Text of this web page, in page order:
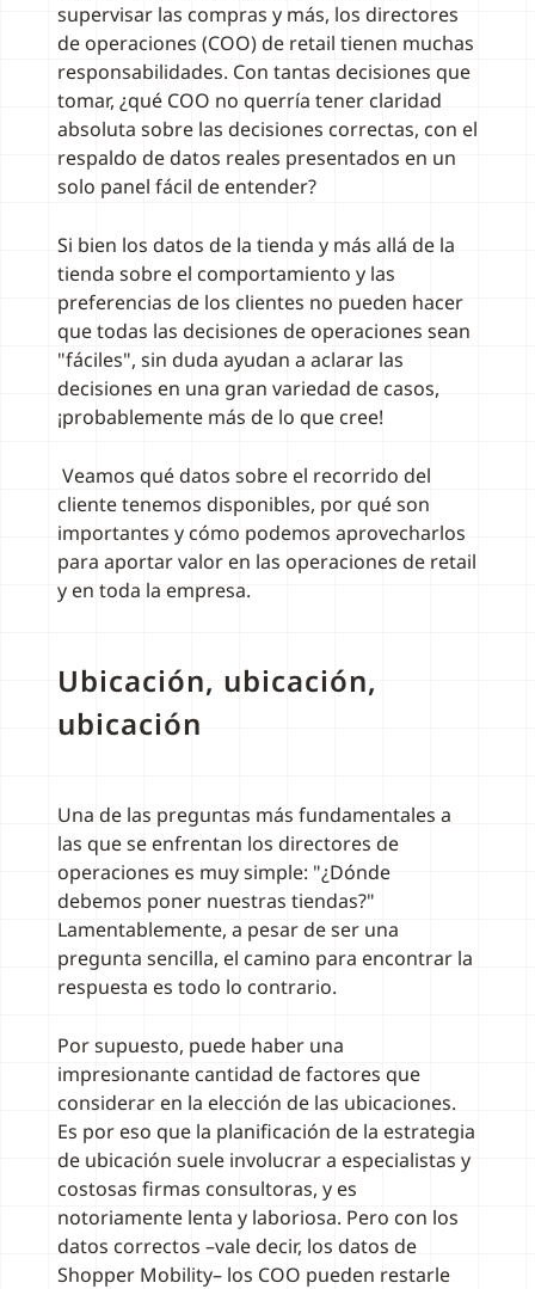
supervisar las compras y más, los directores
de operaciones (COO) de retail tienen muchas
responsabilidades. Con tantas decisiones que
tomar, ¿qué COO no querría tener claridad
absoluta sobre las decisiones correctas, con el
respaldo de datos reales presentados en un
solo panel fácil de entender?
Si bien los datos de la tienda y más allá de la
tienda sobre el comportamiento y las
preferencias de los clientes no pueden hacer
que todas las decisiones de operaciones sean
"fáciles", sin duda ayudan a aclarar las
decisiones en una gran variedad de casos,
¡probablemente más de lo que cree!
Veamos qué datos sobre el recorrido del
cliente tenemos disponibles, por qué son
importantes y cómo podemos aprovecharlos
para aportar valor en las operaciones de retail
y en toda la empresa.
Ubicación, ubicación,
ubicación
Una de las preguntas más fundamentales a
las que se enfrentan los directores de
operaciones es muy simple: "¿Dónde
debemos poner nuestras tiendas?"
Lamentablemente, a pesar de ser una
pregunta sencilla, el camino para encontrar la
respuesta es todo lo contrario.
Por supuesto, puede haber una
impresionante cantidad de factores que
considerar en la elección de las ubicaciones.
Es por eso que la planificación de la estrategia
de ubicación suele involucrar a especialistas y
costosas firmas consultoras, y es
notoriamente lenta y laboriosa. Pero con los
datos correctos –vale decir, los datos de
Shopper Mobility– los COO pueden restarle